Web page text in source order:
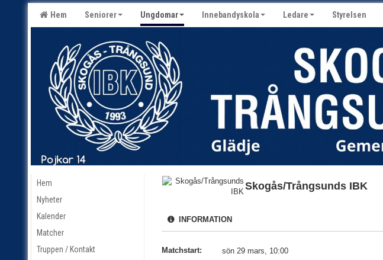
Hem Seniorer Ungdomar Innebandyskola Ledare Styrelsen
Hem
Nyheter
Kalender
Matcher
Truppen / Kontakt
Skogås/Trångsunds IBK
INFORMATION
Matchstart:
sön 29 mars, 10:00